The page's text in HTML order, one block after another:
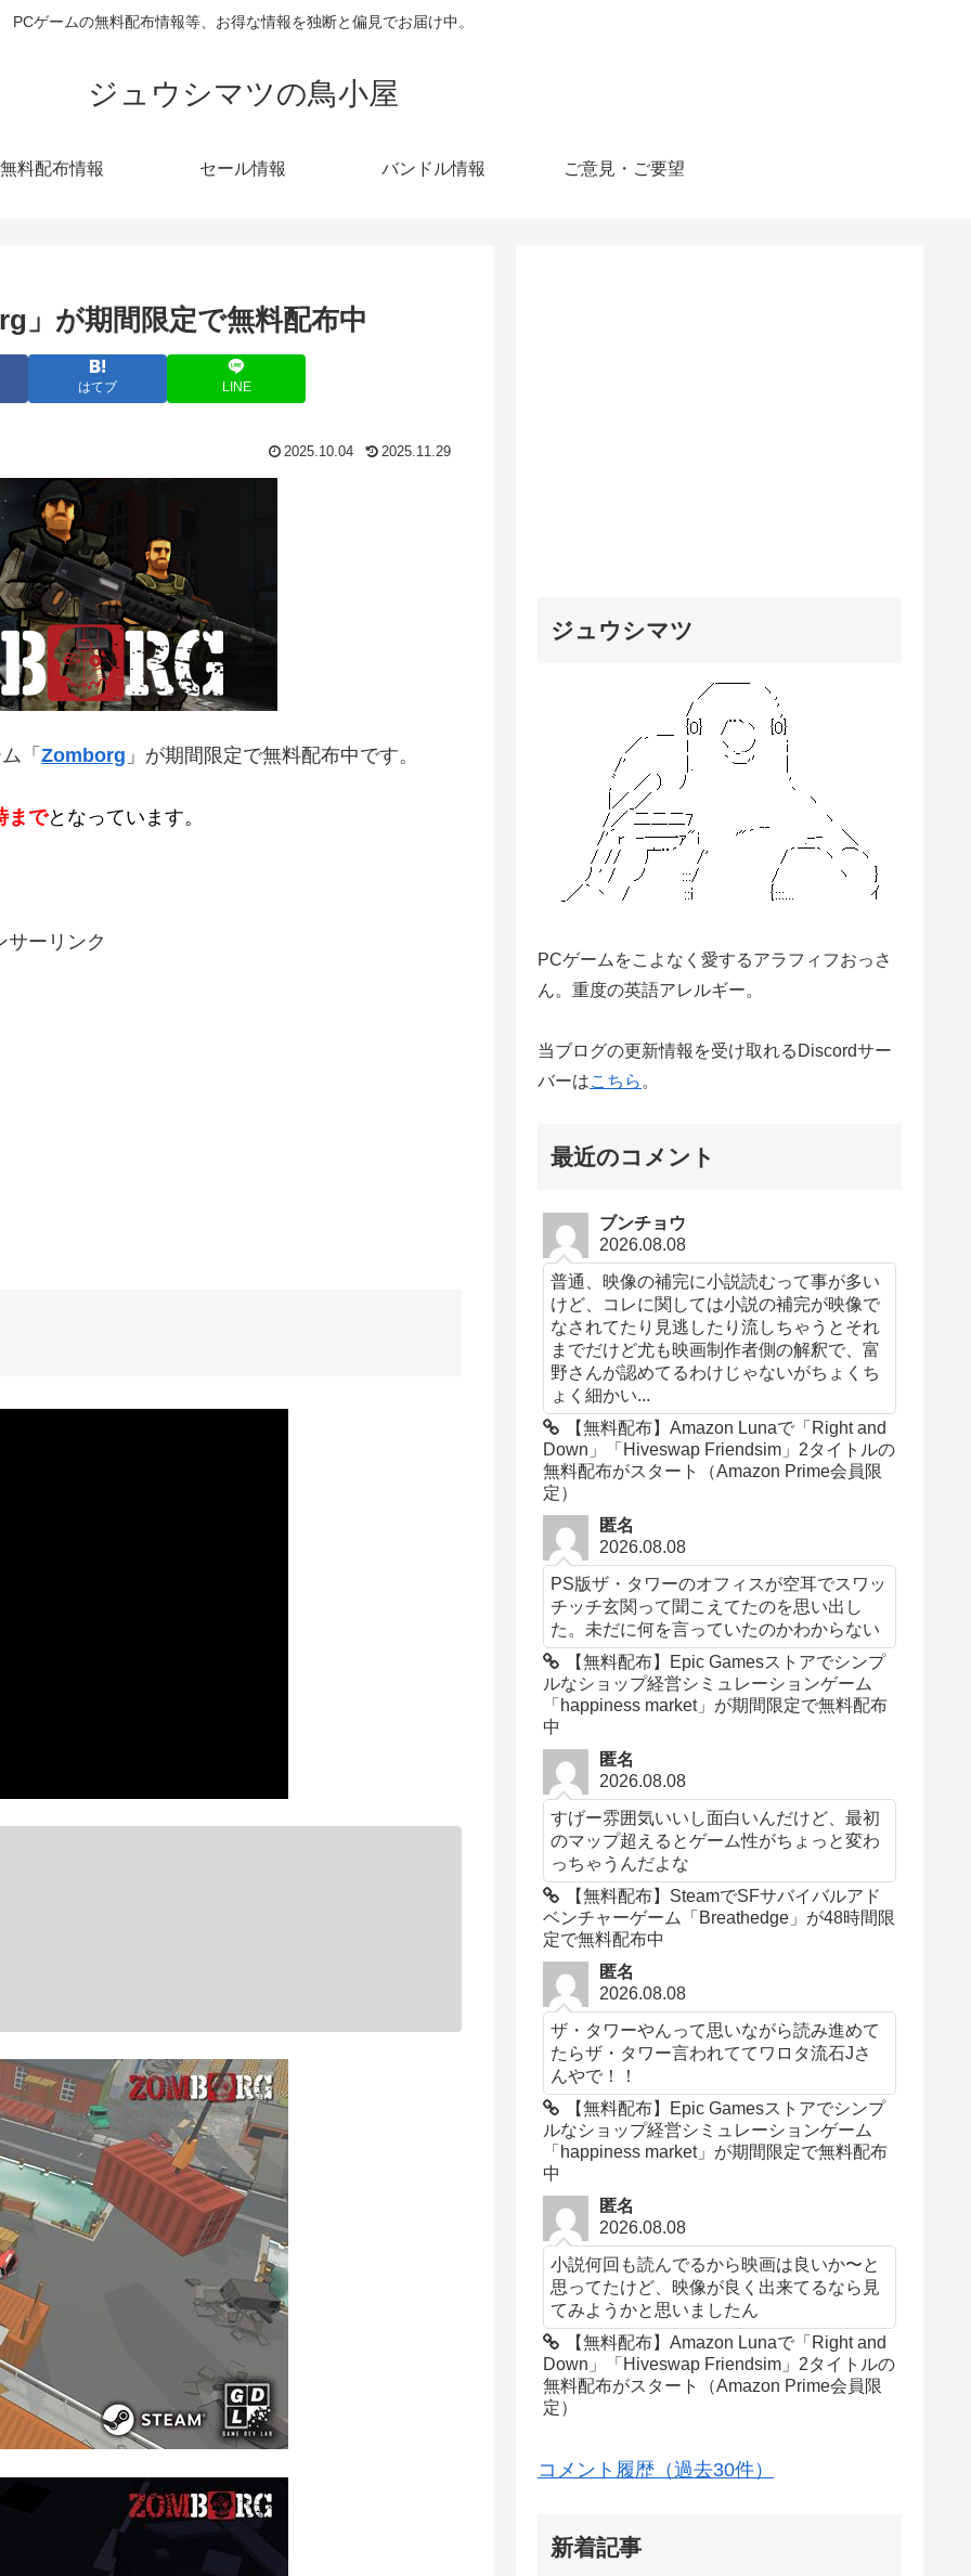
PCゲームの無料配布情報等、お得な情報を独断と偏見でお届け中。
ジュウシマツの鳥小屋
無料配布情報 セール情報 バンドル情報 ご意見・ご要望
」が期間限定で無料配布中
はてブ LINE
2025.10.04 2025.11.29
「 Zomborg 」が期間限定で無料配布中です。
までとなっています。
サーリンク
ジュウシマツ
PCゲームをこよなく愛するアラフィフおっさ
ん。重度の英語アレルギー。
当ブログの更新情報を受け取れるDiscordサー
バーはこちら 。
最近のコメント
ブンチョウ
2026.08.08
普通、映像の補完に小説読むって事が多い
けど、コレに関しては小説の補完が映像で
なされてたり見逃したり流しちゃうとそれ
までだけど尤も映画制作者側の解釈で、富
野さんが認めてるわけじゃないがちょくち
ょく細かい...
【無料配布】Amazon Lunaで「Right and
Down」「Hiveswap Friendsim」2タイトルの
無料配布がスタート（Amazon Prime会員限
定）
匿名
2026.08.08
PS版ザ・タワーのオフィスが空耳でスワッ
チッチ玄関って聞こえてたのを思い出し
た。未だに何を言っていたのかわからない
【無料配布】Epic Gamesストアでシンプ
ルなショップ経営シミュレーションゲーム
「happiness market」が期間限定で無料配布
中
匿名
2026.08.08
すげー雰囲気いいし面白いんだけど、最初
のマップ超えるとゲーム性がちょっと変わ
っちゃうんだよな
【無料配布】SteamでSFサバイバルアド
ベンチャーゲーム「Breathedge」が48時間限
定で無料配布中
匿名
2026.08.08
ザ・タワーやんって思いながら読み進めて
たらザ・タワー言われててワロタ流石Jさ
んやで！！
【無料配布】Epic Gamesストアでシンプ
ルなショップ経営シミュレーションゲーム
「happiness market」が期間限定で無料配布
中
匿名
2026.08.08
小説何回も読んでるから映画は良いか〜と
思ってたけど、映像が良く出来てるなら見
てみようかと思いましたん
【無料配布】Amazon Lunaで「Right and
Down」「Hiveswap Friendsim」2タイトルの
無料配布がスタート（Amazon Prime会員限
定）
コメント履歴（過去30件）
新着記事